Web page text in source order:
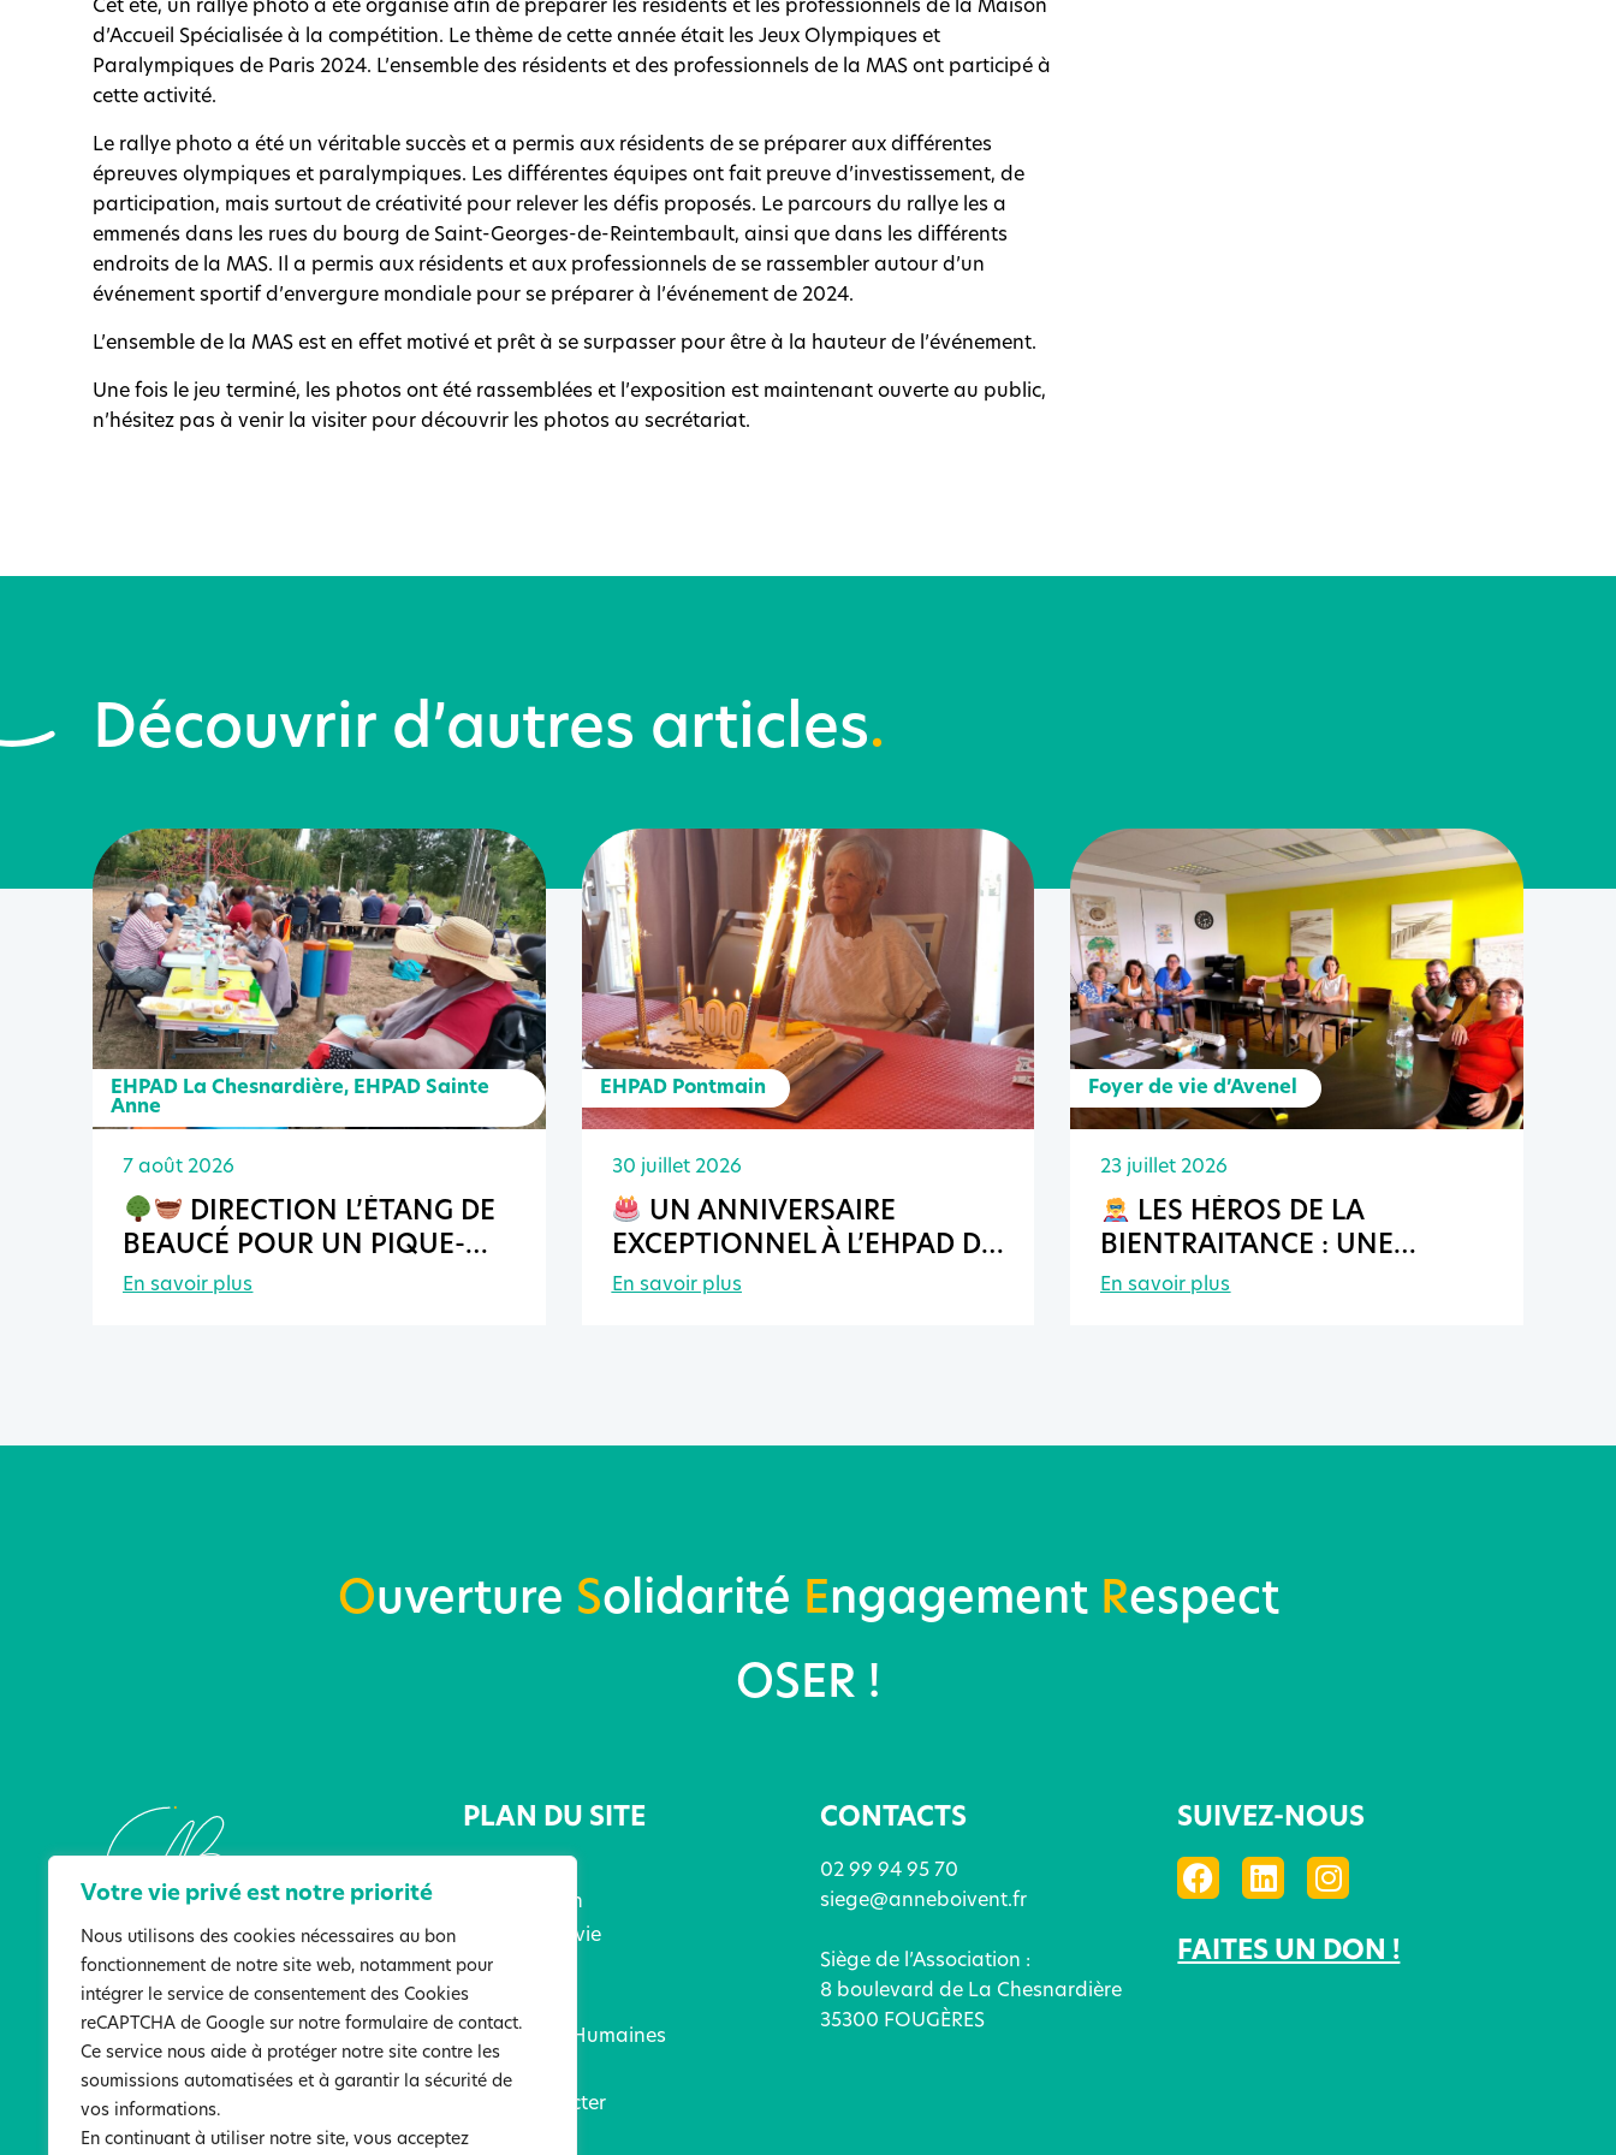
Votre vie privé est notre priorité
Nous utilisons des cookies nécessaires au bon
fonctionnement de notre site web, notamment pour
intégrer le service de consentement des Cookies
reCAPTCHA de Google sur notre formulaire de contact.
Ce service nous aide à protéger notre site contre les
soumissions automatisées et à garantir la sécurité de
vos informations.
En continuant à utiliser notre site, vous acceptez
Cet été, un rallye photo a été organisé afin de préparer les résidents et les professionnels de la Maison
d’Accueil Spécialisée à la compétition. Le thème de cette année était les Jeux Olympiques et
Paralympiques de Paris 2024. L’ensemble des résidents et des professionnels de la MAS ont participé à
cette activité.
Le rallye photo a été un véritable succès et a permis aux résidents de se préparer aux différentes
épreuves olympiques et paralympiques. Les différentes équipes ont fait preuve d’investissement, de
participation, mais surtout de créativité pour relever les défis proposés. Le parcours du rallye les a
emmenés dans les rues du bourg de Saint-Georges-de-Reintembault, ainsi que dans les différents
endroits de la MAS. Il a permis aux résidents et aux professionnels de se rassembler autour d’un
événement sportif d’envergure mondiale pour se préparer à l’événement de 2024.
L’ensemble de la MAS est en effet motivé et prêt à se surpasser pour être à la hauteur de l’événement.
Une fois le jeu terminé, les photos ont été rassemblées et l’exposition est maintenant ouverte au public,
n’hésitez pas à venir la visiter pour découvrir les photos au secrétariat.
Découvrir d’autres articles.
EHPAD La Chesnardière, EHPAD Sainte
Anne
7 août 2026
DIRECTION L’ÉTANG DE
BEAUCÉ POUR UN PIQUE-
NIQUE INTER-EHPAD !
En savoir plus
EHPAD Pontmain
30 juillet 2026
UN ANNIVERSAIRE
EXCEPTIONNEL À L’EHPAD DE
PONTMAIN
En savoir plus
Foyer de vie d’Avenel
23 juillet 2026
LES HÉROS DE LA
BIENTRAITANCE : UNE
APRÈS-MIDI INSPIRANTE AU
En savoir plus
Ouverture Solidarité Engagement Respect
OSER !
PLAN DU SITE
L’Association
Les lieux de vie
Les services
Actualités
Ressources Humaines
Participez
Nous contacter
CONTACTS
02 99 94 95 70
siege@anneboivent.fr
Siège de l’Association :
8 boulevard de La Chesnardière
35300 FOUGÈRES
SUIVEZ-NOUS
FAITES UN DON !